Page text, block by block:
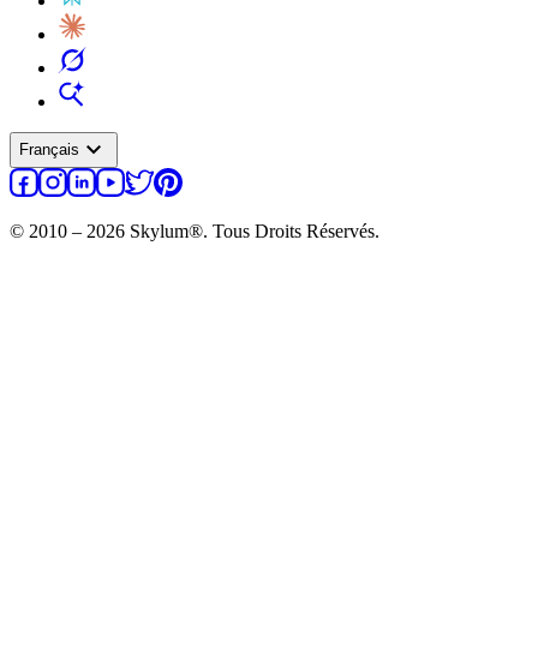
Français expand_more
© 2010 – 2026 Skylum®. Tous Droits Réservés.